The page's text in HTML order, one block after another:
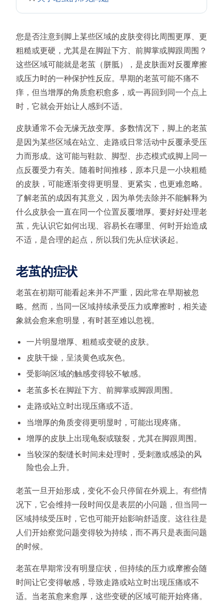
您是否注意到脚上某些区域的皮肤变得比周围更厚、更
粗糙或更硬，尤其是在脚趾下方、前脚掌或脚跟周围？
这些区域可能就是老茧（胼胝），是皮肤面对反覆摩擦
或压力时的一种保护性反应。早期的老茧可能不痛不
痒，但当增厚的角质愈积愈多，或一再回到同一个点上
时，它就会开始让人感到不适。
皮肤通常不会无缘无故变厚。多数情况下，脚上的老茧
是因为某些区域在站立、走路或日常活动中反覆承受压
力而形成。这可能与鞋款、脚型、步态模式或脚上同一
点反覆受力有关。随着时间推移，原本只是一小块粗糙
的皮肤，可能逐渐变得更明显、更紧实，也更难忽略。
了解老茧的成因有其意义，因为单凭去除并不能解释为
什么皮肤会一直在同一个位置反覆增厚。要好好处理老
茧，先认识它如何出现、容易长在哪里、何时开始造成
不适，是合理的起点，所以我们先从症状谈起。
老茧的症状
老茧在初期可能看起来并不严重，因此常在早期被忽
略。然而，当同一区域持续承受压力或摩擦时，相关迹
象就会愈来愈明显，有时甚至难以忽视。
一片明显增厚、粗糙或变硬的皮肤。
皮肤干燥，呈淡黄色或灰色。
受影响区域的触感变得较不敏感。
老茧多长在脚趾下方、前脚掌或脚跟周围。
走路或站立时出现压痛或不适。
当增厚的角质变得更明显时，可能出现疼痛。
增厚的皮肤上出现龟裂或皲裂，尤其在脚跟周围。
当较深的裂缝长时间未处理时，受刺激或感染的风
险也会上升。
老茧一旦开始形成，变化不会只停留在外观上。有些情
况下，它会维持一段时间仅是表层的小问题，但当同一
区域持续受压时，它也可能开始影响舒适度。这往往是
人们开始察觉问题变得较为持续，而不再只是表面问题
的时候。
老茧在早期常没有明显症状，但持续的压力或摩擦会随
时间让它变得敏感，导致走路或站立时出现压痛或不
适。当老茧愈来愈厚，这些变硬的区域可能开始疼痛。